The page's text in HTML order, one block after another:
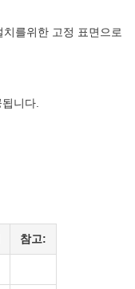
를위한 고정 표면으로
니다.
참고: